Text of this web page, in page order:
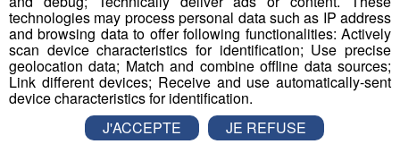
Thonon : feu vert pour la liaison
autoroute avec Machilly
technologies may process personal data such as IP address
and browsing data to offer following functionalities: Actively
scan device characteristics for identification; Use precise
geolocation data; Match and combine offline data sources;
Link different devices; Receive and use automatically-sent
device characteristics for identification.
J'ACCEPTE
JE REFUSE